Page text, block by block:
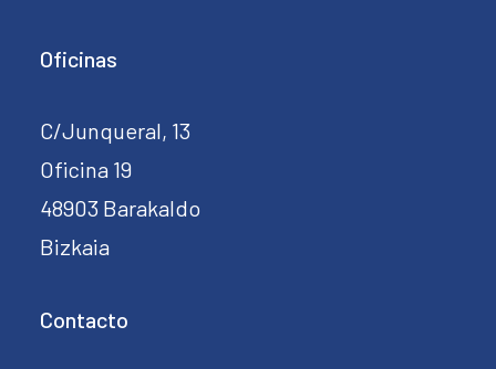
Oficinas
C/Junqueral, 13
Oficina 19
48903 Barakaldo
Bizkaia
Contacto